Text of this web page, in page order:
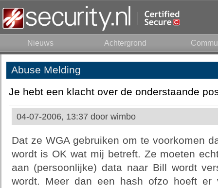
Nieuws Achtergrond
Abuse Melding
Je hebt een klacht over de onderstaande
04-07-2006, 13:37 door wimbo
Dat ze WGA gebruiken om te voorkomen
wordt is OK wat mij betreft. Ze moeten
aan (persoonlijke) data naar Bill wordt
wordt. Meer dan een hash ofzo hoeft er